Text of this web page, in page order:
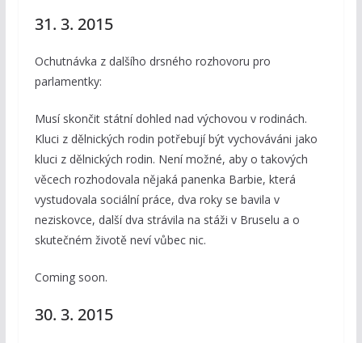
31. 3. 2015
Ochutnávka z dalšího drsného rozhovoru pro
parlamentky:
Musí skončit státní dohled nad výchovou v rodinách.
Kluci z dělnických rodin potřebují být vychováváni jako
kluci z dělnických rodin. Není možné, aby o takových
věcech rozhodovala nějaká panenka Barbie, která
vystudovala sociální práce, dva roky se bavila v
neziskovce, další dva strávila na stáži v Bruselu a o
skutečném životě neví vůbec nic.
Coming soon.
30. 3. 2015